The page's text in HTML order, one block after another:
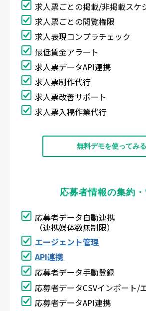
求人票ごとの掲載/非掲載スケ
求人票ごとの閲覧権限
求人表現コンプラチェック
最低賃金アラート
求人票データAPI連携
求人票制作代行
求人票改善サポート
求人票入稿作業代行
無料デモを使ってみる
応募者情報の集約
応募者データ自動連携
（連携媒体数無制限）
エージェント管理
API連携
応募者データ手動登録
応募者データCSVインポート/
応募者データAPI連携